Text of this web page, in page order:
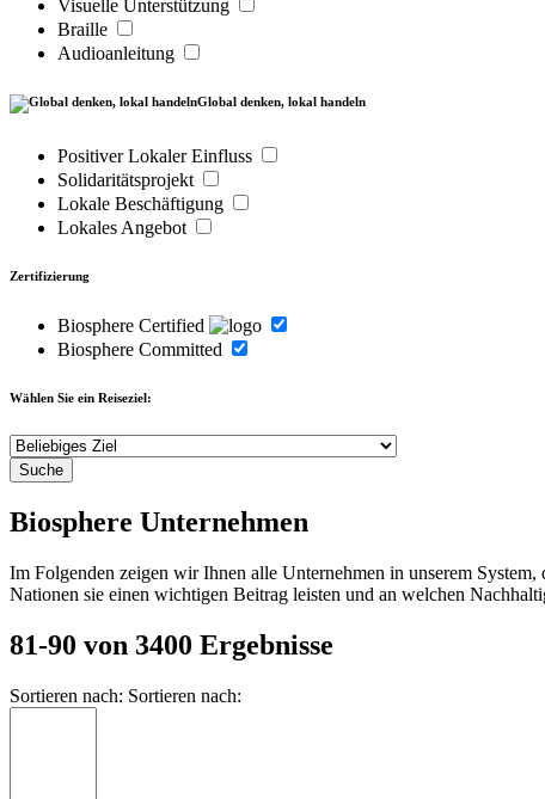
Visuelle Unterstützung
Braille
Audioanleitung
Global denken, lokal handeln
Positiver Lokaler Einfluss
Solidaritätsprojekt
Lokale Beschäftigung
Lokales Angebot
Zertifizierung
Biosphere Certified
Biosphere Committed
Wählen Sie ein Reiseziel:
Biosphere Unternehmen
Im Folgenden zeigen wir Ihnen alle Unternehmen in unserem
Nationen sie einen wichtigen Beitrag leisten und an welchen
81-90 von 3400 Ergebnisse
Sortieren nach: Sortieren nach: